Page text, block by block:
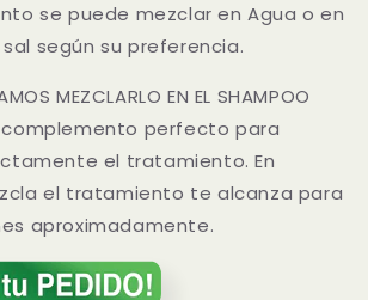
se puede mezclar en Agua o en
según su preferencia.
MEZCLARLO EN EL SHAMPOO
complemento perfecto para
el tratamiento. En
el tratamiento te alcanza para
aproximadamente.